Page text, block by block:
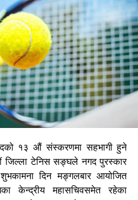
१३ औं संस्करणमा सहभागी हुने
जिल्ला टेनिस सङ्घले नगद पुरस्कार
दिन मङ्गलबार आयोजित
केन्द्रीय महासचिवसमेत रहेका